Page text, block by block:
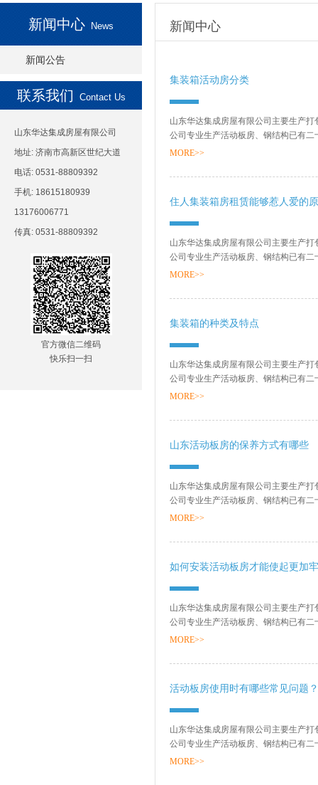
新闻中心 News
新闻公告
联系我们 Contact Us
山东华达集成房屋有限公司
地址: 济南市高新区世纪大道
电话: 0531-88809392
手机: 18615180939
13176006771
传真: 0531-88809392
官方微信二维码
快乐扫一扫
新闻中心
集装箱活动房分类
山东华达集成房屋有限公司主要生产
公司专业生产活动板房、钢结构已有
销售网络、售后服务等方面打下了坚实
MORE>>
住人集装箱房租赁能够惹人爱的
山东华达集成房屋有限公司主要生产
公司专业生产活动板房、钢结构已有
销售网络、售后服务等方面打下了坚实
MORE>>
集装箱的种类及特点
山东华达集成房屋有限公司主要生产
公司专业生产活动板房、钢结构已有
销售网络、售后服务等方面打下了坚实
MORE>>
山东活动板房的保养方式有哪些
山东华达集成房屋有限公司主要生产
公司专业生产活动板房、钢结构已有
销售网络、售后服务等方面打下了坚实
MORE>>
如何安装活动板房才能使起更加
山东华达集成房屋有限公司主要生产
公司专业生产活动板房、钢结构已有
销售网络、售后服务等方面打下了坚实
MORE>>
活动板房使用时有哪些常见问题？
山东华达集成房屋有限公司主要生产
公司专业生产活动板房、钢结构已有
销售网络、售后服务等方面打下了坚实
MORE>>